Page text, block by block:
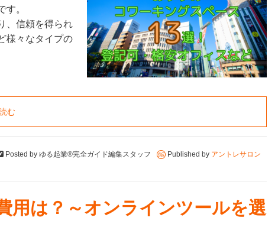
。
、信頼を得られ
様々なタイプの
む
Posted by ゆる起業®完全ガイド編集スタッフ Published by アントレサロン
用は？～オンラインツールを選